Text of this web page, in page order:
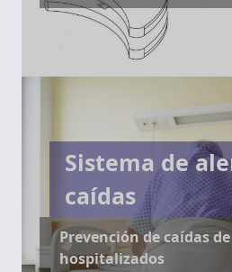
Sistema de
caídas
Prevención de caídas
hospitalizados